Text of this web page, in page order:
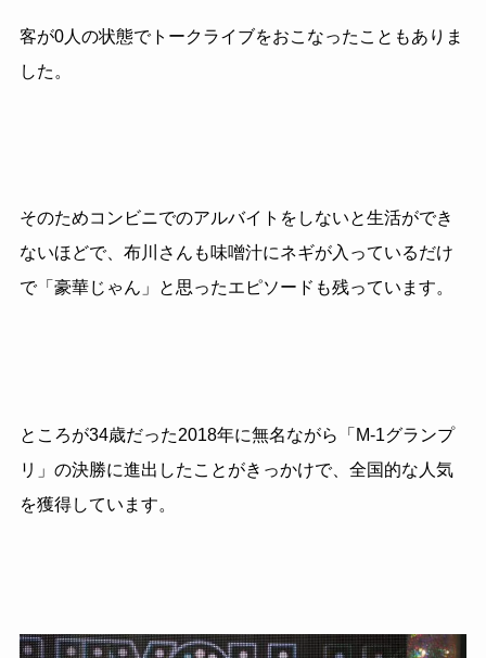
客が0人の状態でトークライブをおこなったこともありま
した。
そのためコンビニでのアルバイトをしないと生活ができ
ないほどで、布川さんも味噌汁にネギが入っているだけ
で「豪華じゃん」と思ったエピソードも残っています。
ところが34歳だった2018年に無名ながら「 M-1グランプ
リ」の決勝に進出したことがきっかけで、全国的な人気
を獲得しています。